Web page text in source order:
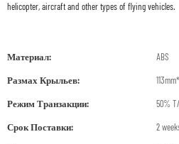
helicopter, aircraft and other types of flying vehicles.
Материал: ABS
Размах Крыльев:
Режим Транзакции: 50%
Срок Поставки: 2